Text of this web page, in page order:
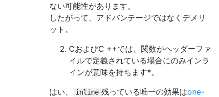
ない可能性があります。
したがって、アドバンテージではなくデメリ
ット。
CおよびC ++では、関数がヘッダーファ
イルで定義されている場合にのみインラ
インが意味を持ちます*。
はい、
inline 残っている唯一の効果はone-